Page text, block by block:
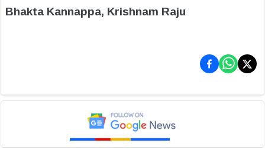
Bhakta Kannappa, Krishnam Raju